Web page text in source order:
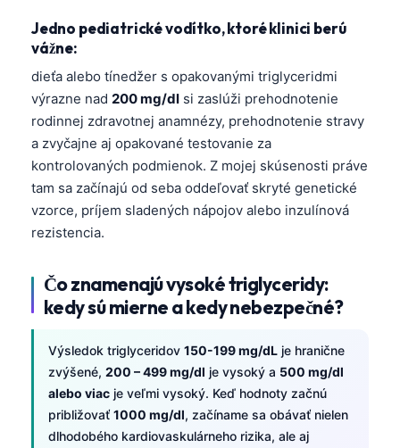
Jedno pediatrické vodítko, ktoré klinici berú
vážne:
dieťa alebo tínedžer s opakovanými triglyceridmi
výrazne nad 200 mg/dl si zaslúži prehodnotenie
rodinnej zdravotnej anamnézy, prehodnotenie stravy
a zvyčajne aj opakované testovanie za
kontrolovaných podmienok. Z mojej skúsenosti práve
tam sa začínajú od seba oddeľovať skryté genetické
vzorce, príjem sladených nápojov alebo inzulínová
rezistencia.
Čo znamenajú vysoké triglyceridy:
kedy sú mierne a kedy nebezpečné?
Výsledok triglyceridov 150-199 mg/dL je hranične
zvýšené, 200 – 499 mg/dl je vysoký a 500 mg/dl
alebo viac je veľmi vysoký. Keď hodnoty začnú
približovať 1000 mg/dl, začíname sa obávať nielen
dlhodobého kardiovaskulárneho rizika, ale aj